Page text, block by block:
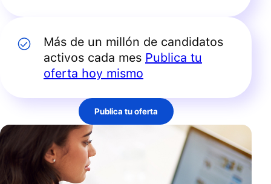
Más de un millón de candidatos
activos cada mes Publica tu
oferta hoy mismo
Publica tu oferta